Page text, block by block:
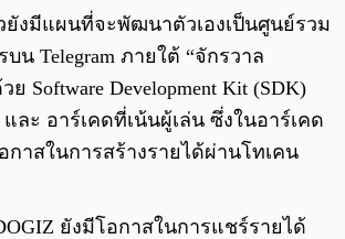
ยังมีแผนที่จะพัฒนาตัวเองเป็นศูนย์รวม
น Telegram ภายใต้ “จักรวาล
ย Software Development Kit (SDK)
ะ อาร์เคดที่เน้นผู้เล่น ซึ่งในอาร์เคด
กาสในการสร้างรายได้ผ่านโทเคน
ยังมีโอกาสในการแชร์รายได้